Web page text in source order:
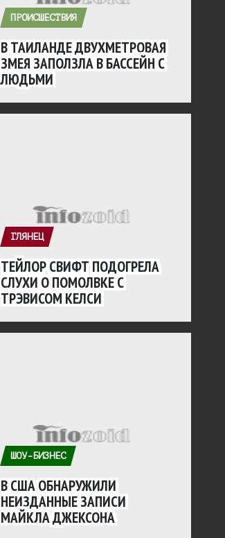
ПРОИСШЕСТВИЯ
В ТАИЛАНДЕ ДВУХМЕТРОВАЯ
ЗМЕЯ ЗАПОЛЗЛА В БАССЕЙН С
ЛЮДЬМИ
ГЛЯНЕЦ
ТЕЙЛОР СВИФТ ПОДОГРЕЛА
СЛУХИ О ПОМОЛВКЕ С
ТРЭВИСОМ КЕЛСИ
ШОУ-БИЗНЕС
В США ОБНАРУЖИЛИ
НЕИЗДАННЫЕ ЗАПИСИ
МАЙКЛА ДЖЕКСОНА